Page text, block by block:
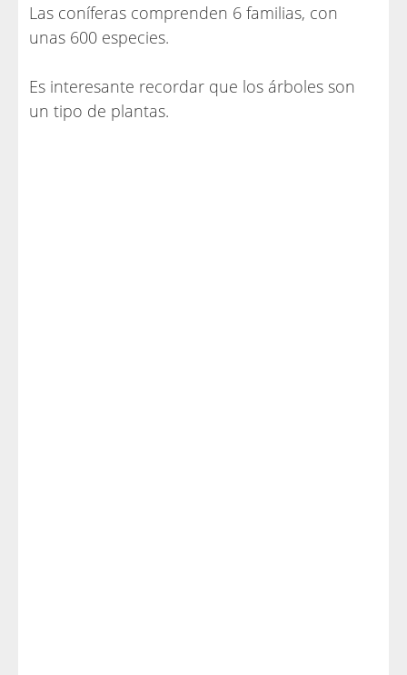
Las coníferas comprenden 6 familias, con
unas 600 especies.
Es interesante recordar que los árboles son
un tipo de plantas.